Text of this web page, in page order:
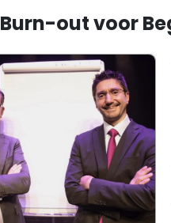
Burn-out voor